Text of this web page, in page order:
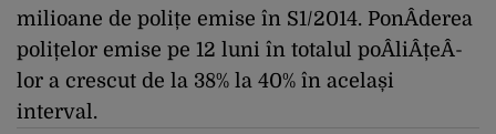
milioane de polițe emise în S1/2014. PonÂ­derea
polițelor emise pe 12 luni în totalul poÂ­liÂ­țeÂ­
lor a crescut de la 38% la 40% în același
interval.